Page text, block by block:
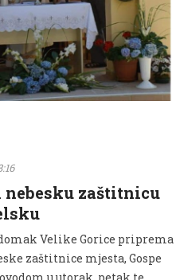
zaštitnicu
Velike Gorice priprema
zaštitnice mjesta, Gospe